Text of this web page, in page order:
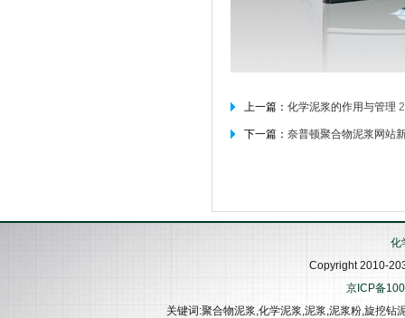
上一篇： 化学泥浆的作用与管理
下一篇： 奈普顿聚合物泥浆网站
化
Copyright 2010-
京ICP备
关键词:聚合物泥浆,化学泥浆,泥浆,泥浆粉,旋挖钻